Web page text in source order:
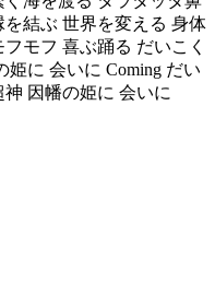
結ぶ 世界を変える 身体
モフ 喜ぶ踊る だいこく
に 会いに Coming だい
因幡の姫に 会いに